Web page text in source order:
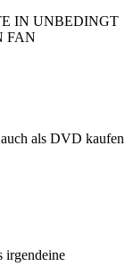
IN UNBEDINGT
FAN
als DVD kaufen
irgendeine